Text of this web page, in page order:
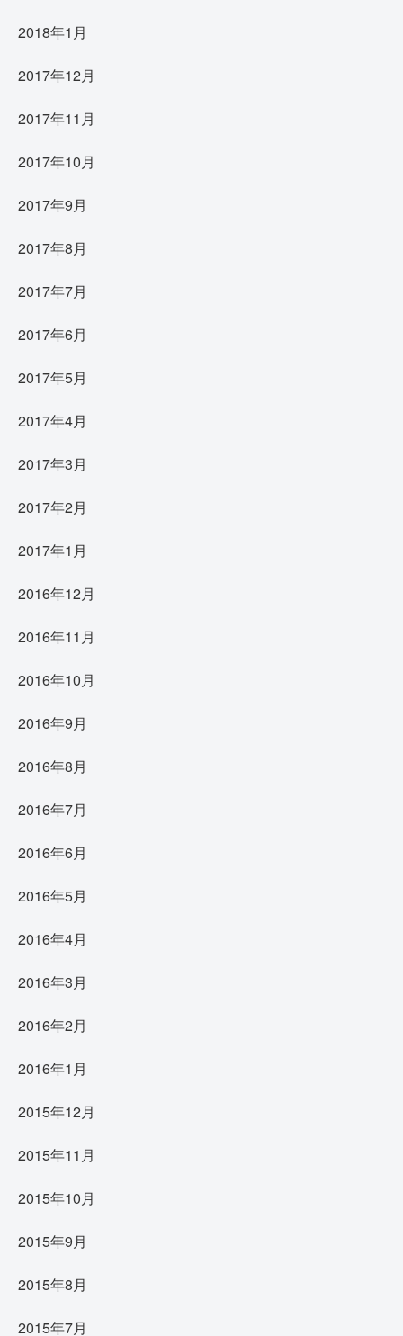
2018年1月
2017年12月
2017年11月
2017年10月
2017年9月
2017年8月
2017年7月
2017年6月
2017年5月
2017年4月
2017年3月
2017年2月
2017年1月
2016年12月
2016年11月
2016年10月
2016年9月
2016年8月
2016年7月
2016年6月
2016年5月
2016年4月
2016年3月
2016年2月
2016年1月
2015年12月
2015年11月
2015年10月
2015年9月
2015年8月
2015年7月